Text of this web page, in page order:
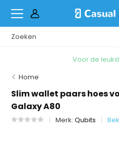
Voor de
Home
Slim wallet paars hoes
Galaxy A80
Merk:Qubits